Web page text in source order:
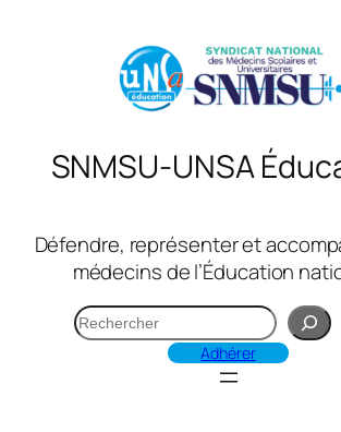
SNMSU-UNSA
Défendre, représenter et
médecins de l’Éducation
R
e
Adhérer